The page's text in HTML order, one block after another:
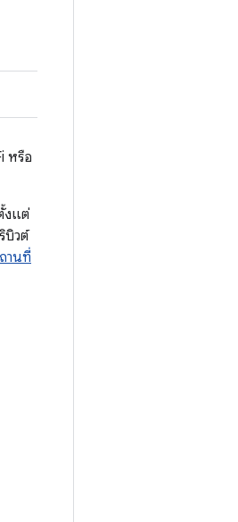
หรือ
งแต่
บิวต์
านที่